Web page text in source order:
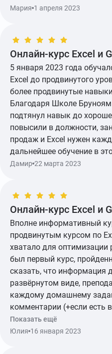
комменарий, была
сказать, что курс очень
Мария 1 апреля 2023
Онлайн-курс Excel и
5 января 2023 года
Excel до продвинутого
более продвинутые
Благодаря Школе
подтянул навык до
повысили в должности,
продаж и Excel нужен
дальнейшее обучение в
Показать ещё
Дамир 22 марта 2023
Онлайн-курс Excel и
Вполне информативный
продвинутым курсом по
хватало для оптимизации
был первый курс,
сказать, что информация
развёрнутом виде,
каждому домашнему
комментарии (+если есть
альтернативного решения
оставляет). Поэтому, что
Показать ещё
Юлия 16 января 2023